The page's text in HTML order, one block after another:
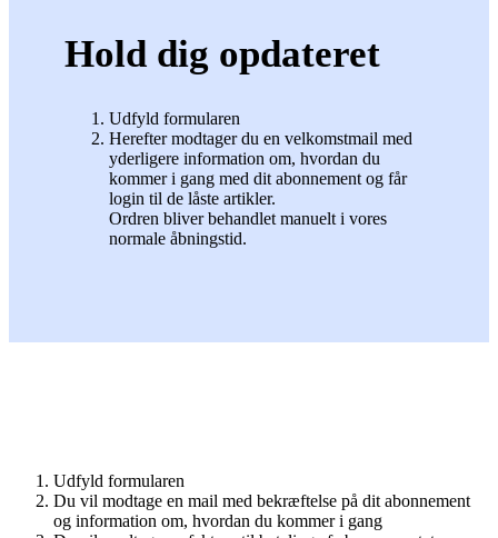
Hold dig opdateret
Udfyld formularen
Herefter modtager du en velkomstmail med
yderligere information om, hvordan du
kommer i gang med dit abonnement og får
login til de låste artikler.
Ordren bliver behandlet manuelt i vores
normale åbningstid.
Udfyld formularen
Du vil modtage en mail med bekræftelse på dit abonnement
og information om, hvordan du kommer i gang